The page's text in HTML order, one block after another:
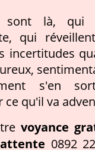
sont là, qui
qui
incertitudes
s'en
qu'il va
voyance
0892